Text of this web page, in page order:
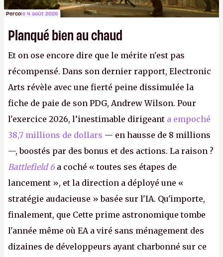
Percole 4 août 2026
Planqué bien au chaud
Et on ose encore dire que le mérite n'est pas
récompensé. Dans son dernier rapport, Electronic
Arts révèle avec une fierté peine dissimulée la
fiche de paie de son PDG, Andrew Wilson. Pour
l'exercice 2026, l’inestimable dirigeant a empoché
38,7 millions de dollars — en hausse de 8 millions
—, boostés par des bonus et des actions. La raison ?
Battlefield 6 a coché « toutes ses étapes de
lancement », et la direction a déployé une «
stratégie audacieuse » basée sur l'IA. Qu'importe,
finalement, que Cette prime astronomique tombe
l'année même où EA a viré sans ménagement des
dizaines de développeurs ayant charbonné sur ce